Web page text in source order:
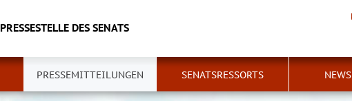
PRESSESTELLE DES SENATS
PRESSEMITTEILUNGEN SENATSRESSORTS